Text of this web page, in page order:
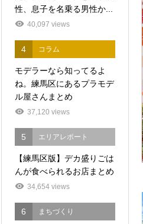
性、息子を名乗る男性か...
40,097 views
4 コラム
モデラーなら知ってるよ
ね。練馬区にあるプラモデ
ル屋さんまとめ
37,120 views
5 エリアレポート
【練馬区版】デカ盛りごは
んが食べられるお店まとめ
34,654 views
6 まちづくり